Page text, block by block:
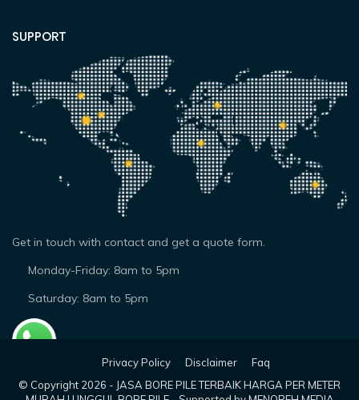
SUPPORT
Get in touch with contact and get a quote form.
Monday-Friday: 8am to 5pm
Saturday: 8am to 5pm
Privacy Policy Disclaimer
Faq
© Copyright 2026 - JASA BORE PILE TERBAIK HARGA PER METER